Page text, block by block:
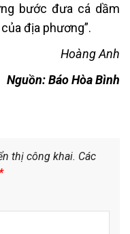
bước đưa cá dầm
địa phương”.
Hoàng Anh
Nguồn: Báo Hòa Bình
thị công khai. Các
*